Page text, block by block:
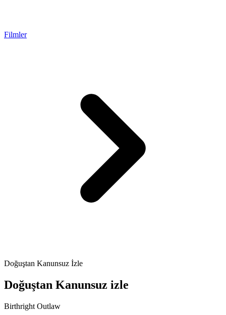
Filmler
Doğuştan Kanunsuz İzle
Doğuştan Kanunsuz izle
Birthright Outlaw